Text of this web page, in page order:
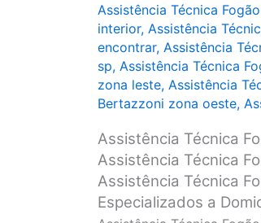
Assistência Técnica
interior, Assistência
encontrar, Assistência
sp, Assistência Técnica
zona leste, Assistência
Bertazzoni zona oeste,
Assistência Técnica
Assistência Técnica
Assistência Técnica
Especializados a